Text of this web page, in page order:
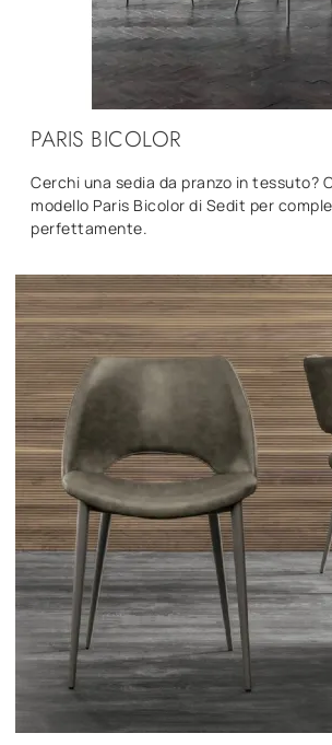
PARIS BICOLOR
Cerchi una sedia da pranzo in tessuto?
modello Paris Bicolor di Sedit per
perfettamente.